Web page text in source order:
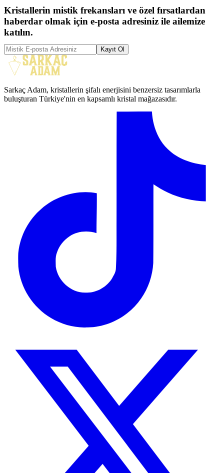
Kristallerin mistik frekansları ve özel fırsatlardan
haberdar olmak için e-posta adresiniz ile ailemize
katılın.
Kayıt Ol
Sarkaç Adam, kristallerin şifalı enerjisini benzersiz tasarımlarla
buluşturan Türkiye'nin en kapsamlı kristal mağazasıdır.